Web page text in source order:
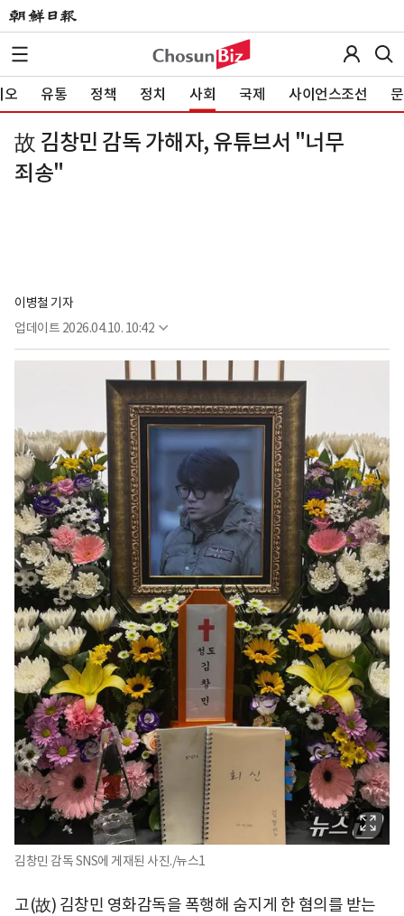
오 유통 정책 정치 사회 국제 사이언스조선
故 김창민 감독 가해자, 유튜브서 "너무
죄송"
이병철 기자
업데이트 2026.04.10. 10:42
김창민 감독 SNS에 게재된 사진./뉴스1
고(故) 김창민 영화감독을 폭행해 숨지게 한 혐의를 받는